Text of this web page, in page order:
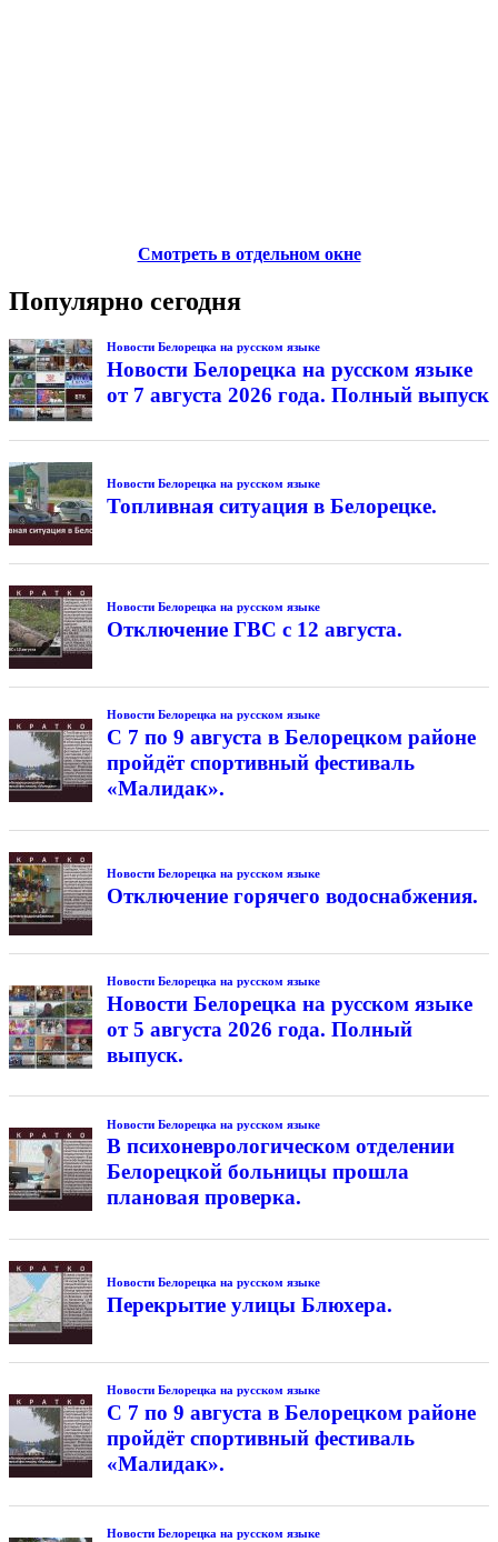
Смотреть в отдельном окне
Популярно сегодня
Новости Белорецка на русском языке
Новости Белорецка на русском языке
от 7 августа 2026 года. Полный выпуск
Новости Белорецка на русском языке
Топливная ситуация в Белорецке.
Новости Белорецка на русском языке
Отключение ГВС с 12 августа.
Новости Белорецка на русском языке
С 7 по 9 августа в Белорецком районе
пройдёт спортивный фестиваль
«Малидак».
Новости Белорецка на русском языке
Отключение горячего водоснабжения.
Новости Белорецка на русском языке
Новости Белорецка на русском языке
от 5 августа 2026 года. Полный
выпуск.
Новости Белорецка на русском языке
В психоневрологическом отделении
Белорецкой больницы прошла
плановая проверка.
Новости Белорецка на русском языке
Перекрытие улицы Блюхера.
Новости Белорецка на русском языке
С 7 по 9 августа в Белорецком районе
пройдёт спортивный фестиваль
«Малидак».
Новости Белорецка на русском языке